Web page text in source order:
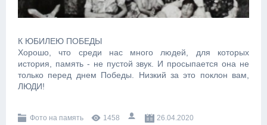
К ЮБИЛЕЮ ПОБЕДЫ
Хорошо, что среди нас много людей, для которых
история, память - не пустой звук. И просыпается она не
только перед днем Победы. Низкий за это поклон вам,
ЛЮДИ!
Фото на память 1458
26.04.2020